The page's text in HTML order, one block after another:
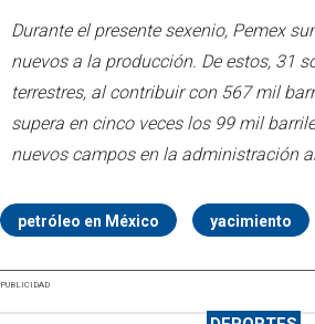
Durante el presente sexenio, Pemex
nuevos a la producción. De estos, 31
terrestres, al contribuir con 567 mil
supera en cinco veces los 99 mil
nuevos campos en la administración
petróleo en México yacimiento
PUBLICIDAD